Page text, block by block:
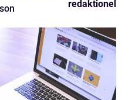
redaktionel